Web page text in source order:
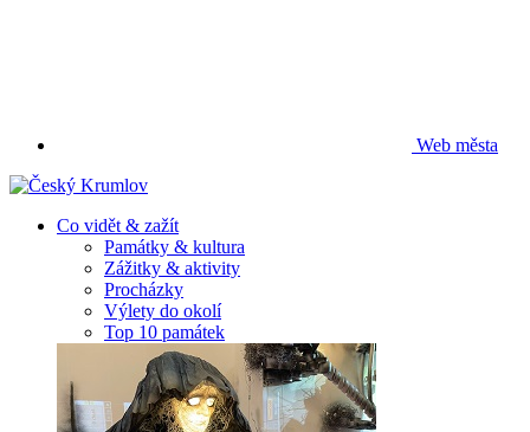
Web města
Co vidět & zažít
Památky & kultura
Zážitky & aktivity
Procházky
Výlety do okolí
Top 10 památek